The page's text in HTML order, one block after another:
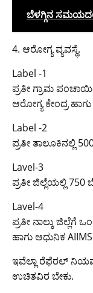
ಬೆಳಗ್ಗಿನ
4. ಆರೋಗ್ಯ ವ್ಯವಸ್ಥೆ.
Label -1
ಪ್ರತೀ ಗ್ರಾಮ
ಆರೋಗ್ಯ ಕೇಂದ್ರ
Label -2
ಪ್ರತೀ ತಾಲೂಕಿನಲ್ಲಿ
Lavel-3
ಪ್ರತೀ ಜಿಲ್ಲೆಯಲ್ಲಿ 750
Lavel-4
ಪ್ರತೀ ನಾಲ್ಕು ಜಿಲ್ಲೆಗೆ
ಹಾಗು ಆಧುನಿಕ
ಇವೆಲ್ಲಾ ರೆಫೆರಲ್
ಉಚಿತವಿರ ಬೇಕು.